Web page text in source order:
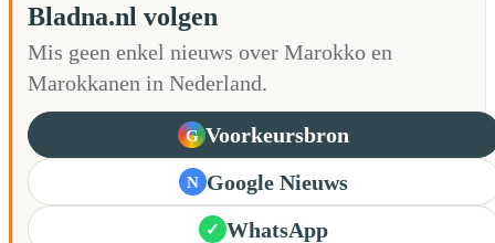
Bladna.nl volgen
Mis geen enkel nieuws over Marokko en
Marokkanen in Nederland.
G Voorkeursbron
N Google Nieuws
✓ WhatsApp